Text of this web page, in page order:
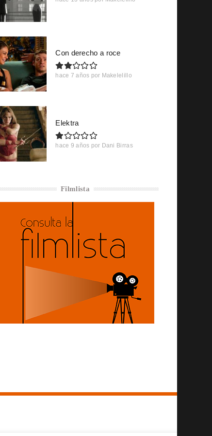
Con derecho a roce
hace 7 años por Makelelillo
Elektra
hace 9 años por Dani Birras
Filmlista